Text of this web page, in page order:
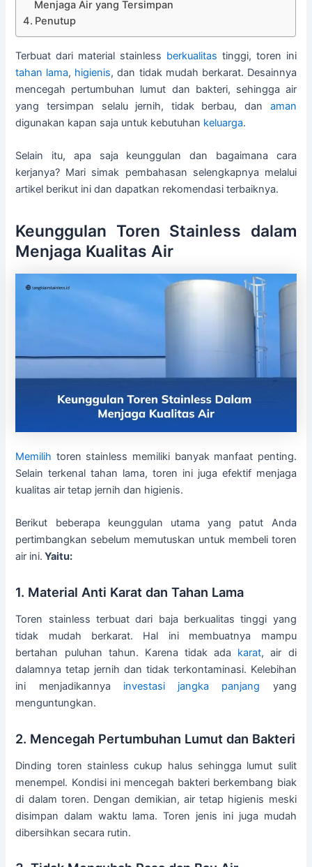
Menjaga Air yang Tersimpan
Penutup
Terbuat dari material stainless berkualitas tinggi, toren ini
tahan lama, higienis, dan tidak mudah berkarat. Desainnya
mencegah pertumbuhan lumut dan bakteri, sehingga air
yang tersimpan selalu jernih, tidak berbau, dan aman
digunakan kapan saja untuk kebutuhan keluarga.
Selain itu, apa saja keunggulan dan bagaimana cara
kerjanya? Mari simak pembahasan selengkapnya melalui
artikel berikut ini dan dapatkan rekomendasi terbaiknya.
Keunggulan Toren Stainless dalam
Menjaga Kualitas Air
Memilih toren stainless memiliki banyak manfaat penting.
Selain terkenal tahan lama, toren ini juga efektif menjaga
kualitas air tetap jernih dan higienis.
Berikut beberapa keunggulan utama yang patut Anda
pertimbangkan sebelum memutuskan untuk membeli toren
air ini. Yaitu:
1. Material Anti Karat dan Tahan Lama
Toren stainless terbuat dari baja berkualitas tinggi yang
tidak mudah berkarat. Hal ini membuatnya mampu
bertahan puluhan tahun. Karena tidak ada karat, air di
dalamnya tetap jernih dan tidak terkontaminasi. Kelebihan
ini menjadikannya investasi jangka panjang yang
menguntungkan.
2. Mencegah Pertumbuhan Lumut dan Bakteri
Dinding toren stainless cukup halus sehingga lumut sulit
menempel. Kondisi ini mencegah bakteri berkembang biak
di dalam toren. Dengan demikian, air tetap higienis meski
disimpan dalam waktu lama. Toren jenis ini juga mudah
dibersihkan secara rutin.